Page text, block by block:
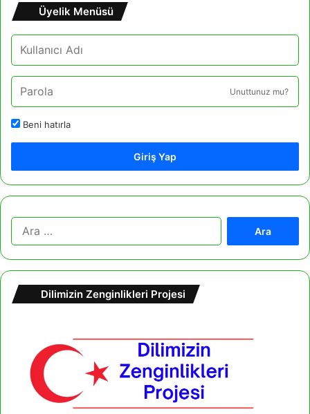
Üyelik Menüsü
Unuttunuz mu?
Beni hatırla
Giriş Yap
m
Dilimizin Zenginlikleri Projesi